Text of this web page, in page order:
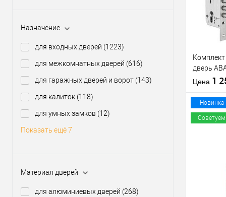
Назначение
для входных дверей (1223)
для межкомнатных дверей (616)
для гаражных дверей и ворот (143)
для калиток (118)
для умных замков (12)
Показать ещё 7
Материал дверей
для алюминиевых дверей (268)
В
Материал
Страна
Статус
дверь
Цена 1
Новинка
Советуем